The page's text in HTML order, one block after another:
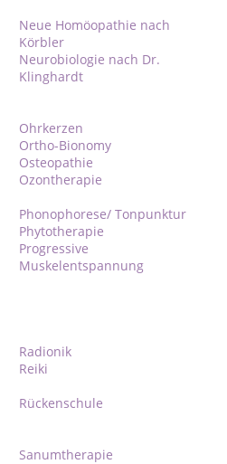
Neue Homöopathie nach
Körbler
Neurobiologie nach Dr.
Klinghardt
Ohrkerzen
Ortho-Bionomy
Osteopathie
Ozontherapie
Phonophorese/ Tonpunktur
Phytotherapie
Progressive
Muskelentspannung
Radionik
Reiki
Rückenschule
Sanumtherapie